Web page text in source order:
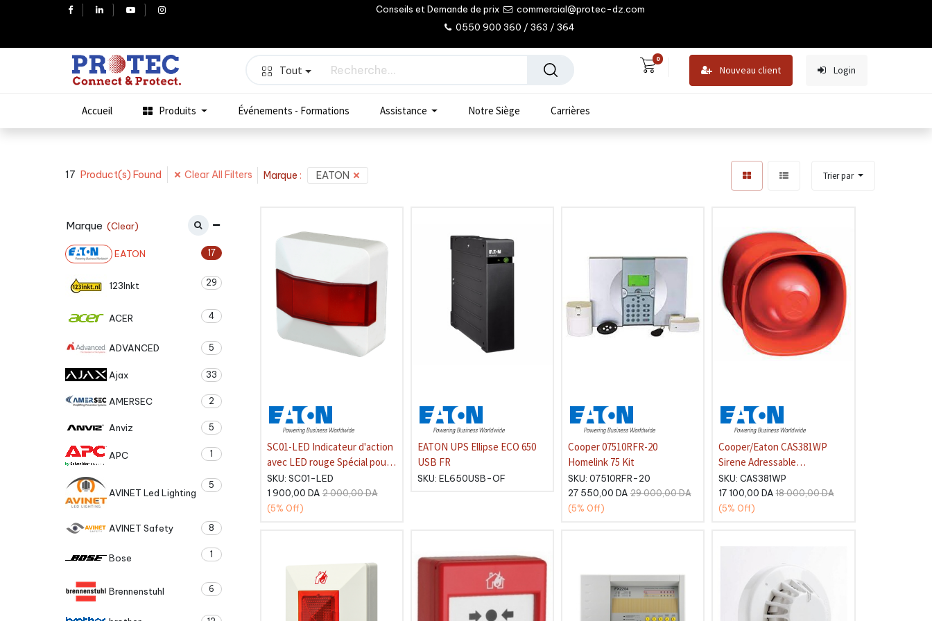
Conseils et Demande de prix
commercial@protec-dz.com
0550 900 360 / 363 / 364
Tout
0
Nouveau client Login
Accueil Produits Événements - Formations Assistance Notre Siège Carrières
Trier par
17 Product(s) Found Clear All Filters Marque : EATON
Marque (Clear)
EATON 17
123Inkt 29
ACER 4
ADVANCED 5
Ajax 33
AMERSEC 2
Anviz 5
APC 1
AVINET Led Lighting
5
AVINET Safety 8
Bose 1
Brennenstuhl 6
SC01-LED Indicateur d'action
avec LED rouge Spécial pour
incendie
SKU: SC01-LED
1 900,00 DA 2 000,00DA
(5% Off)
EATON UPS Ellipse ECO 650
USB FR
SKU: EL650USB-OF
Cooper 07510RFR-20
Homelink 75 Kit
SKU: 07510RFR-20
27 550,00 DA 29 000,00DA
(5% Off)
Cooper/Eaton CAS381WP
Sirene Adressable
Interieur/Exterieur
SKU: CAS381WP
17 100,00 DA 18 000,00DA
(5% Off)